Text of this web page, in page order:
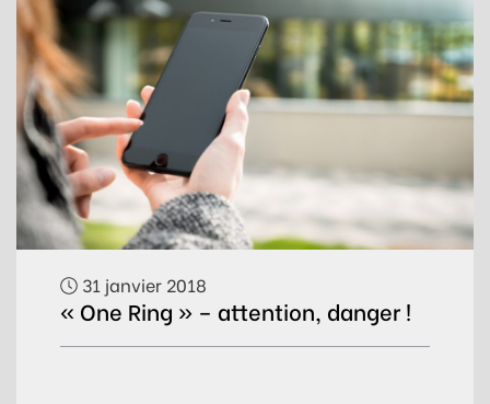
31 janvier 2018
« One Ring » – attention, danger !